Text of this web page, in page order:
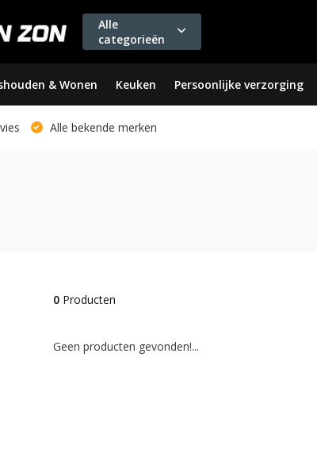
Alle
categorieën
& Wonen Keuken Persoonlijke verzorging
Alle bekende merken
0Producten
Geen producten gevonden!...